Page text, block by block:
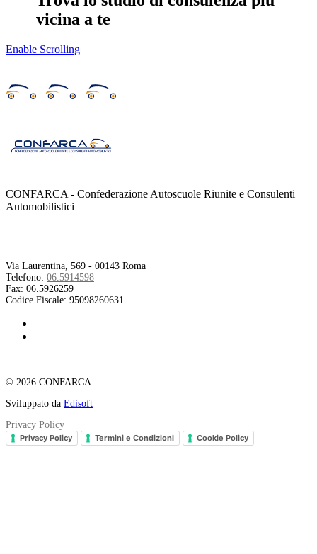
vicina a te
Enable Scrolling
CONFARCA - Confederazione Autoscuole Riunite e Consulenti
Automobilistici
Via Laurentina, 569 - 00143 Roma
Telefono: 06.5914598
Fax: 06.5926259
Codice Fiscale: 95098260631
© 2026 CONFARCA
Sviluppato da Edisoft
Privacy Policy
Privacy Policy Termini e Condizioni Cookie Policy